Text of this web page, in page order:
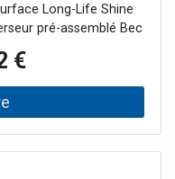
Long-Life Shine
pré-assemblé Bec
baignoire/douche
Stick 6 6 l/min
de raccordement
de douche
€